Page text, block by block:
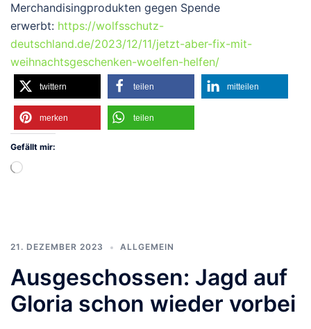
Merchandisingprodukten gegen Spende
erwerbt: https://wolfsschutz-
deutschland.de/2023/12/11/jetzt-aber-fix-mit-
weihnachtsgeschenken-woelfen-helfen/
twittern teilen mitteilen
merken teilen
Gefällt mir:
Wird
21. DEZEMBER 2023 ALLGEMEIN
Ausgeschossen: Jagd auf
Gloria schon wieder vorbei